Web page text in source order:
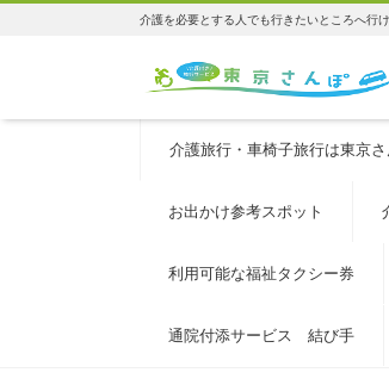
介護を必要とする人でも行きたいところへ行
介護旅行・車椅子旅行は東京
お出かけ参考スポット
利用可能な福祉タクシー券
通院付添サービス 結び手